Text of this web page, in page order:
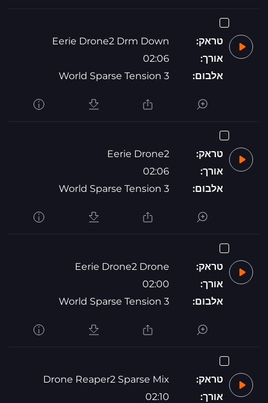
טראק:
Eerie Drone2 Drm Down
אורך:
02:06
אלבום:
World Sparse Tension 3
טראק:
Eerie Drone2
אורך:
02:06
אלבום:
World Sparse Tension 3
טראק:
Eerie Drone2 Drone
אורך:
02:00
אלבום:
World Sparse Tension 3
טראק:
Drone Reaper2 Sparse Mix
אורך:
02:10